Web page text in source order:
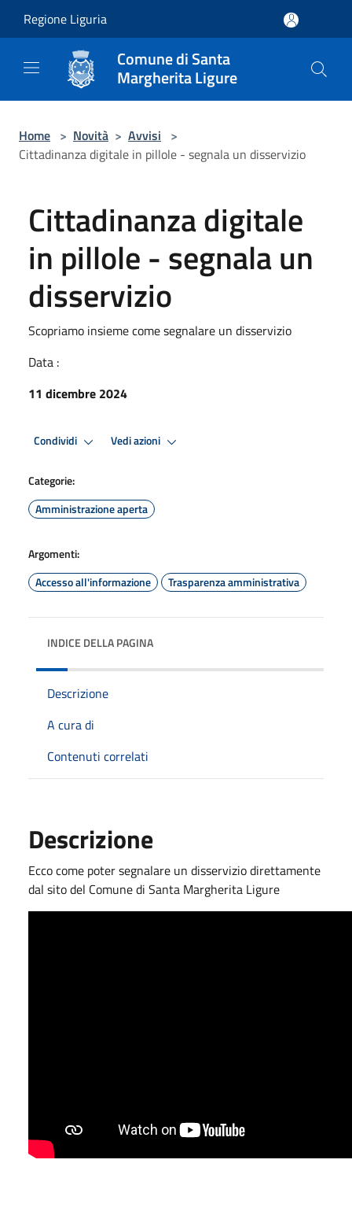
Regione Liguria
Comune di Santa
Margherita Ligure
Home > Novità > Avvisi >
Cittadinanza digitale in pillole - segnala un disservizio
Cittadinanza digitale
in pillole - segnala un
disservizio
Scopriamo insieme come segnalare un disservizio
Data :
11 dicembre 2024
Condividi Vedi azioni
Categorie:
Amministrazione aperta
Argomenti:
Accesso all'informazione
Trasparenza amministrativa
INDICE DELLA PAGINA
Descrizione
A cura di
Contenuti correlati
Descrizione
Ecco come poter segnalare un disservizio direttamente
dal sito del Comune di Santa Margherita Ligure